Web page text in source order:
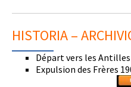
HISTORIA –
Départ vers les Antilles
Expulsion des Frères